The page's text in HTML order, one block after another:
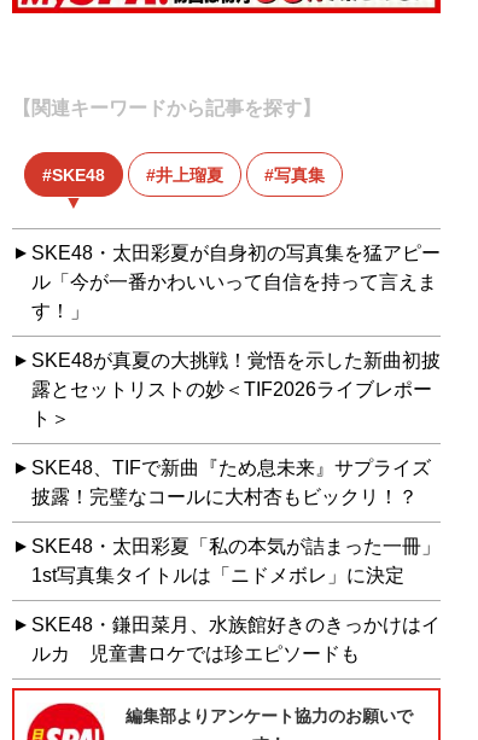
【関連キーワードから記事を探す】
SKE48 井上瑠夏 写真集
SKE48・太田彩夏が自身初の写真集を猛アピー
ル「今が一番かわいいって自信を持って言えま
す！」
SKE48が真夏の大挑戦！覚悟を示した新曲初披
露とセットリストの妙＜TIF2026ライブレポー
ト＞
SKE48、TIFで新曲『ため息未来』サプライズ
披露！完璧なコールに大村杏もビックリ！？
SKE48・太田彩夏「私の本気が詰まった一冊」
1st写真集タイトルは「ニドメボレ」に決定
SKE48・鎌田菜月、水族館好きのきっかけはイ
ルカ 児童書ロケでは珍エピソードも